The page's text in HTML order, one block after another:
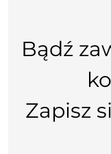
Bądź
Zapisz